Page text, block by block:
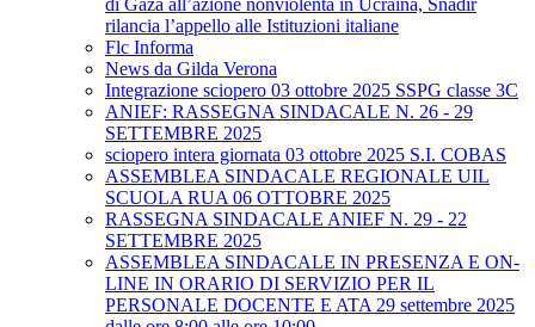
di Gaza all’azione nonviolenta in Ucraina, Snadir
rilancia l’appello alle Istituzioni italiane
Flc Informa
News da Gilda Verona
Integrazione sciopero 03 ottobre 2025 SSPG classe 3C
ANIEF: RASSEGNA SINDACALE N. 26 - 29
SETTEMBRE 2025
sciopero intera giornata 03 ottobre 2025 S.I. COBAS
ASSEMBLEA SINDACALE REGIONALE UIL
SCUOLA RUA 06 OTTOBRE 2025
RASSEGNA SINDACALE ANIEF N. 29 - 22
SETTEMBRE 2025
ASSEMBLEA SINDACALE IN PRESENZA E ON-
LINE IN ORARIO DI SERVIZIO PER IL
PERSONALE DOCENTE E ATA 29 settembre 2025